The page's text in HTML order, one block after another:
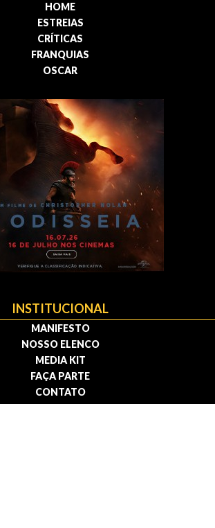
HOME
ESTREIAS
CRÍTICAS
FRANQUIAS
OSCAR
INSTITUCIONAL
MANIFESTO
NOSSO ELENCO
MEDIA KIT
FAÇA PARTE
CONTATO